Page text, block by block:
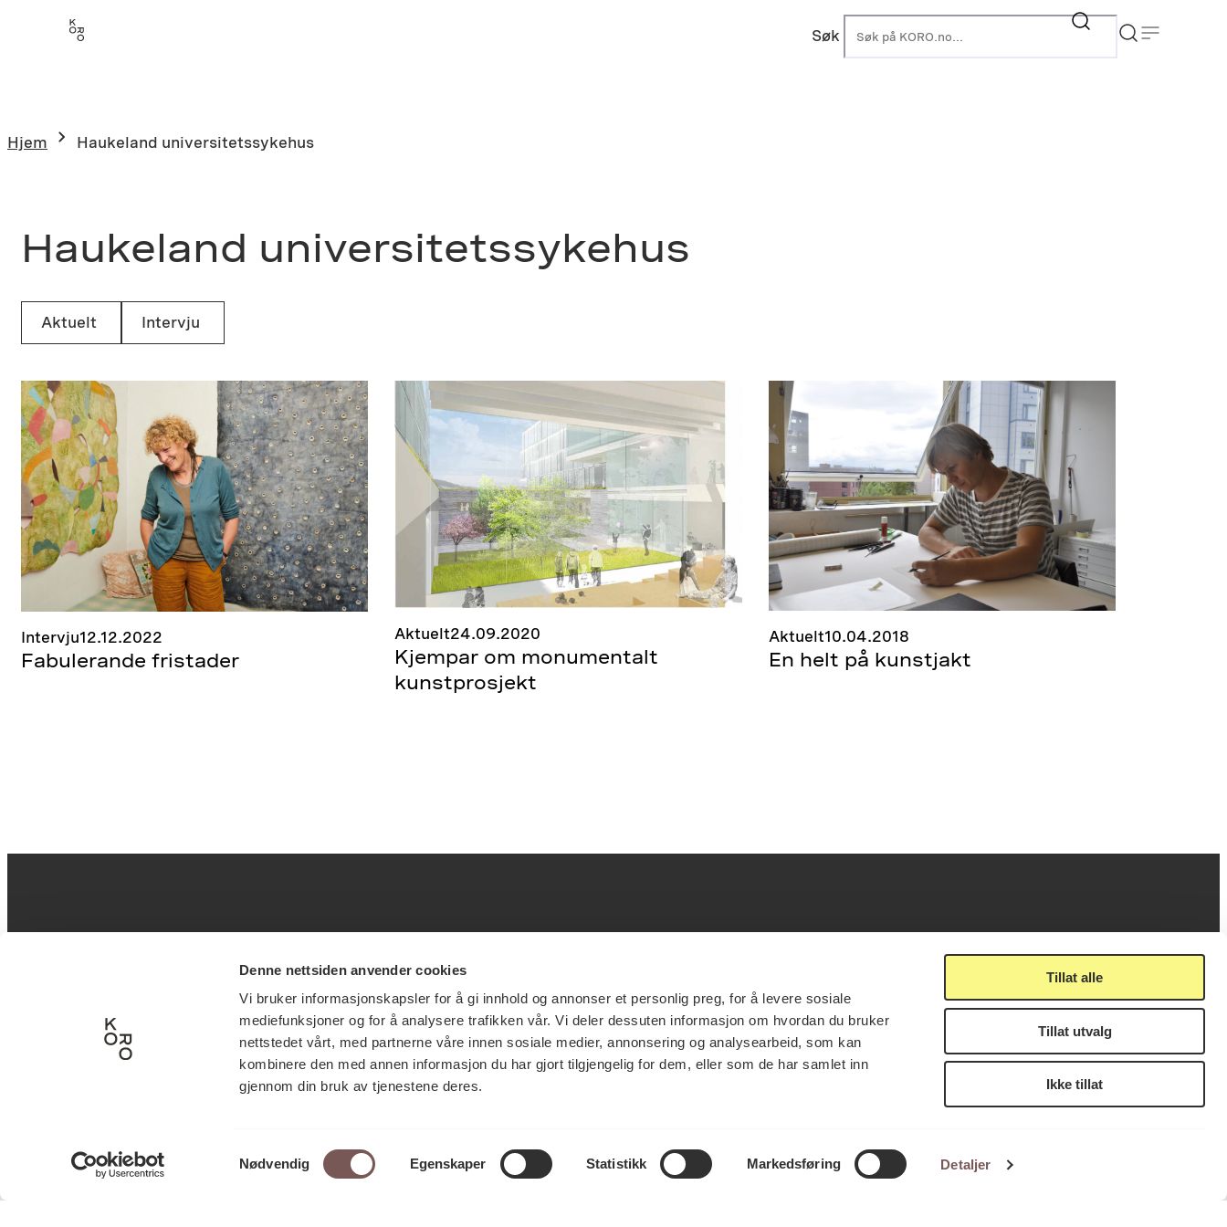
Denne nettsiden anvender cookies
Vi bruker informasjonskapsler for å gi innhold og annonser et personlig preg, for å levere sosiale
mediefunksjoner og for å analysere trafikken vår. Vi deler dessuten informasjon om hvordan du bruker
nettstedet vårt, med partnerne våre innen sosiale medier, annonsering og analysearbeid, som kan
kombinere den med annen informasjon du har gjort tilgjengelig for dem, eller som de har samlet inn
gjennom din bruk av tjenestene deres.
Samtykkevalg
Nødvendig Egenskaper Statistikk Markedsføring Detaljer
Tillat alle
Tillat utvalg
Ikke tillat
Søk
Hjem Haukeland universitetssykehus
Haukeland universitetssykehus
Aktuelt Intervju
Intervju12.12.2022
Fabulerande fristader
Aktuelt24.09.2020
Kjempar om monumentalt
kunstprosjekt
Aktuelt10.04.2018
En helt på kunstjakt
Postadresse
Postboks 6994
St. Olavs plass
Besøksadresse
Victoria Terrasse 11
inngang Løkkeveien,
info
Last ned logo
Lenker
Offentlig postjournal
KORO på Digitalt Museum
Oppdragsportalen